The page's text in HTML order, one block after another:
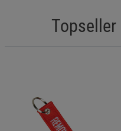
Topseller